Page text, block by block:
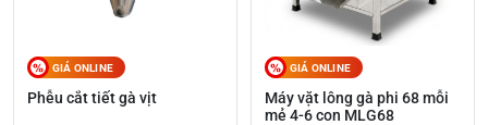
GIÁ ONLINE
Phễu cắt tiết gà vịt
GIÁ ONLINE
Máy vặt lông gà phi 68 mỗi
mẻ 4-6 con MLG68